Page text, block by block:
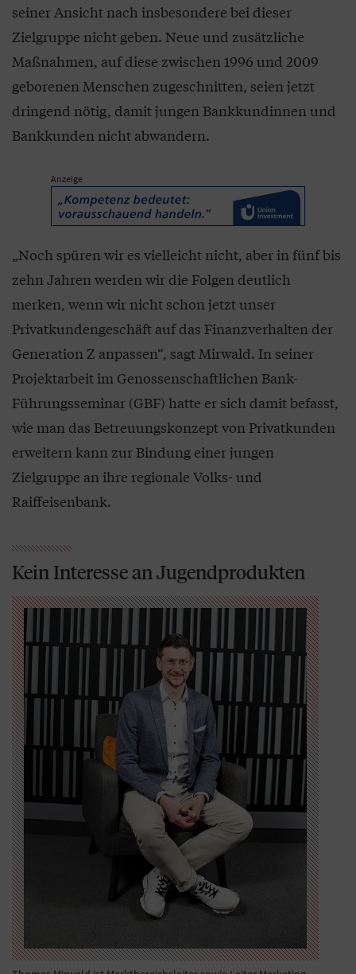
seiner Ansicht nach insbesondere bei dieser
Zielgruppe nicht geben. Neue und zusätzliche
Maßnahmen, auf diese zwischen 1996 und 2009
geborenen Menschen zugeschnitten, seien jetzt
dringend nötig, damit jungen Bankkundinnen und
Bankkunden nicht abwandern.
Anzeige
„Noch spüren wir es vielleicht nicht, aber in fünf bis
zehn Jahren werden wir die Folgen deutlich
merken, wenn wir nicht schon jetzt unser
Privatkundengeschäft auf das Finanzverhalten der
Generation Z anpassen“, sagt Mirwald. In seiner
Projektarbeit im Genossenschaftlichen Bank-
Führungsseminar (GBF) hatte er sich damit befasst,
wie man das Betreuungskonzept von Privatkunden
erweitern kann zur Bindung einer jungen
Zielgruppe an ihre regionale Volks- und
Raiffeisenbank.
Kein Interesse an Jugendprodukten